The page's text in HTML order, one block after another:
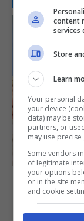
Anticipo
content
services
Store
Learn
Your personal
your device
data) may be
partners, or
may use
Some vendors
of legitimate
your options
or in the site
and cookie